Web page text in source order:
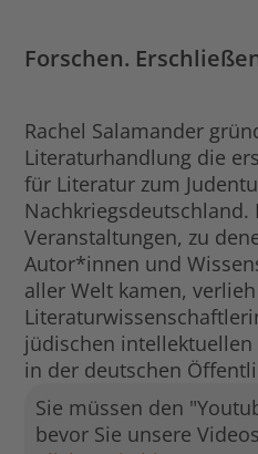
Forschen.
Rachel Salamander
Literaturhandlung die
für Literatur zum
Nachkriegsdeutschland.
Veranstaltungen, zu
Autor*innen und
aller Welt kamen,
jüdischen intellektuellen
in der deutschen
Sie müssen den
bevor Sie unsere